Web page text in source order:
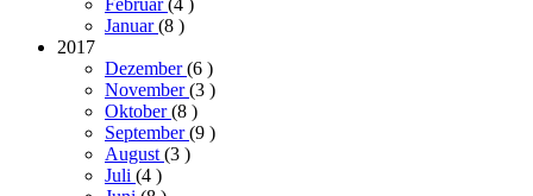
Februar(4 )
Januar(8 )
2017
Dezember(6 )
November(3 )
Oktober(8 )
September(9 )
August (3 )
Juli (4 )